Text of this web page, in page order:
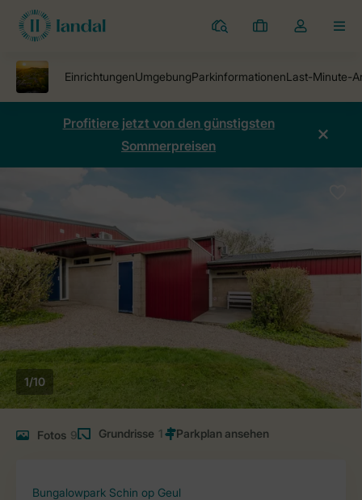
Ferienparks
Meine
Dropdown-
öffnen
Profitiere jetzt von den günstigsten
Sommerpreisen
1/10
Fotos 9 Grundrisse 1
Bungalowpark Schin op Geul